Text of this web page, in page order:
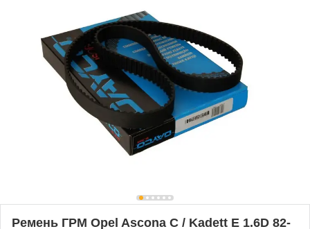
Ремень ГРМ Opel Ascona C / Kadett E 1.6D 82-